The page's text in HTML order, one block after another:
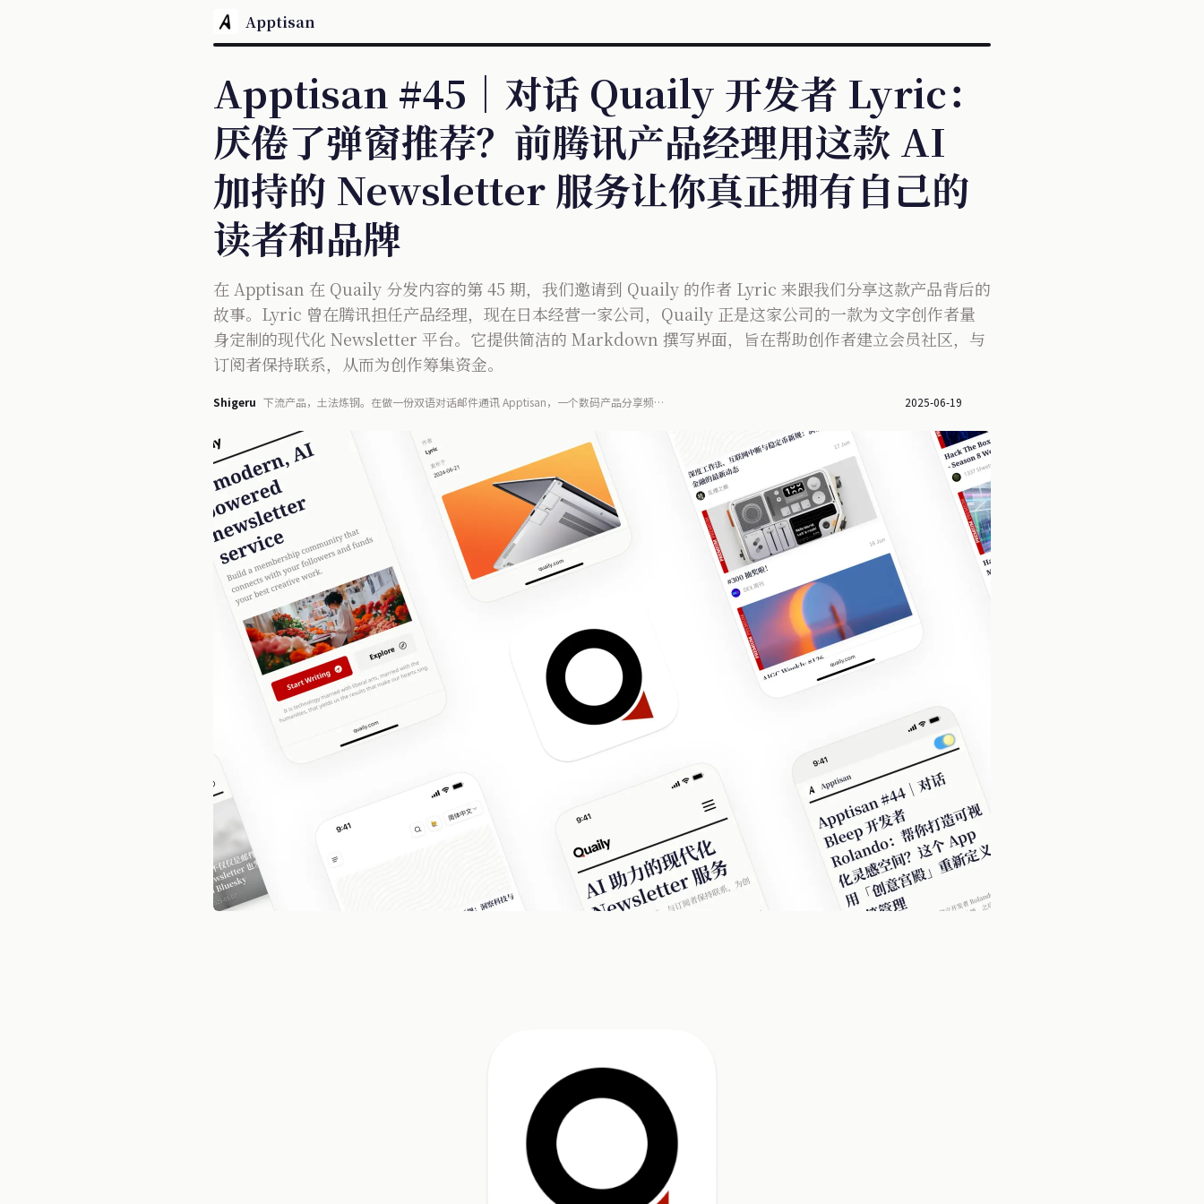
Apptisan
Apptisan #45｜对话 Quaily 开发者 Lyric：
厌倦了弹窗推荐？前腾讯产品经理用这款 AI
加持的 Newsletter 服务让你真正拥有自己的
读者和品牌
在 Apptisan 在 Quaily 分发内容的第 45 期，我们邀请到 Quaily 的作者 Lyric 来跟我们分享这款产品背后的
故事。Lyric 曾在腾讯担任产品经理，现在日本经营一家公司，Quaily 正是这家公司的一款为文字创作者量
身定制的现代化 Newsletter 平台。它提供简洁的 Markdown 撰写界面，旨在帮助创作者建立会员社区，与
订阅者保持联系，从而为创作筹集资金。
Shigeru 下流产品，土法炼钢。在做一份双语对话邮件通讯 Apptisan，一个数码产品分享频道
2025-06-19